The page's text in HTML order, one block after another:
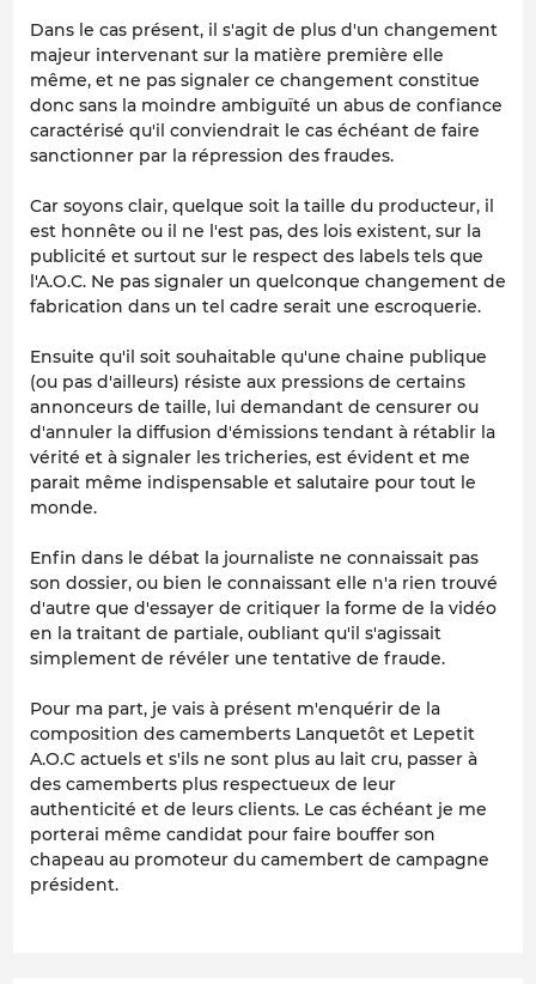
Dans le cas présent, il s'agit de plus d'un changement
majeur intervenant sur la matière première elle
même, et ne pas signaler ce changement constitue
donc sans la moindre ambiguïté un abus de confiance
caractérisé qu'il conviendrait le cas échéant de faire
sanctionner par la répression des fraudes.
Car soyons clair, quelque soit la taille du producteur, il
est honnête ou il ne l'est pas, des lois existent, sur la
publicité et surtout sur le respect des labels tels que
l'A.O.C. Ne pas signaler un quelconque changement de
fabrication dans un tel cadre serait une escroquerie.
Ensuite qu'il soit souhaitable qu'une chaine publique
(ou pas d'ailleurs) résiste aux pressions de certains
annonceurs de taille, lui demandant de censurer ou
d'annuler la diffusion d'émissions tendant à rétablir la
vérité et à signaler les tricheries, est évident et me
parait même indispensable et salutaire pour tout le
monde.
Enfin dans le débat la journaliste ne connaissait pas
son dossier, ou bien le connaissant elle n'a rien trouvé
d'autre que d'essayer de critiquer la forme de la vidéo
en la traitant de partiale, oubliant qu'il s'agissait
simplement de révéler une tentative de fraude.
Pour ma part, je vais à présent m'enquérir de la
composition des camemberts Lanquetôt et Lepetit
A.O.C actuels et s'ils ne sont plus au lait cru, passer à
des camemberts plus respectueux de leur
authenticité et de leurs clients. Le cas échéant je me
porterai même candidat pour faire bouffer son
chapeau au promoteur du camembert de campagne
président.